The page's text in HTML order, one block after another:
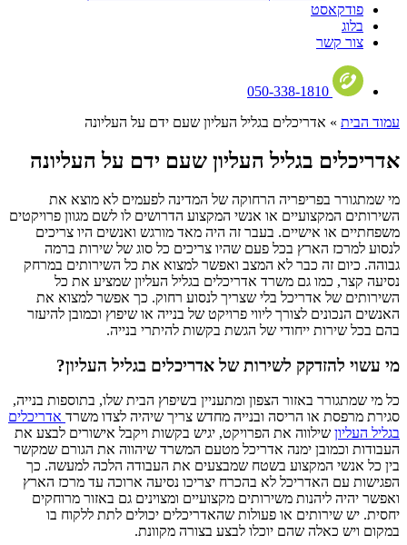
פודקאסט
בלוג
צור קשר
050-338-1810
עמוד הבית » אדריכלים בגליל העליון שעם ידם על העליונה
אדריכלים בגליל העליון שעם ידם על העליונה
מי שמתגורר בפריפריה הרחוקה של המדינה לפעמים לא מוצא את
השירותים המקצועיים או אנשי המקצוע הדרושים לו לשם מגוון פרויקטים
משפחתיים או אישיים. בעבר זה היה מאד מורגש ואנשים היו צריכים
לנסוע למרכז הארץ בכל פעם שהיו צריכים כל סוג של שירות ברמה
גבוהה. כיום זה כבר לא המצב ואפשר למצוא את כל השירותים במרחק
נסיעה קצר, כמו גם משרד אדריכלים בגליל העליון שמציע את כל
השירותים של אדריכל בלי שצריך לנסוע רחוק. כך אפשר למצוא את
האנשים הנכונים לצורך ליווי פרויקט של בנייה או שיפוץ וכמובן להיעזר
בהם בכל שירות ייחודי של הגשת בקשות להיתרי בנייה.
מי עשוי להזדקק לשירות של אדריכלים בגליל העליון?
כל מי שמתגורר באזור הצפון ומתעניין בשיפוץ הבית שלו, בתוספות בנייה,
סגירת מרפסת או הריסה ובנייה מחדש צריך שיהיה לצדו משרד אדריכלים
בגליל העליון שילווה את הפרויקט, יגיש בקשות ויקבל אישורים לבצע את
העבודות וכמובן ימנה אדריכל מטעם המשרד שיהווה את הגורם שמקשר
בין כל אנשי המקצוע בשטח שמבצעים את העבודה הלכה למעשה. כך
הפגישות עם האדריכל לא בהכרח יצריכו נסיעה ארוכה עד מרכז הארץ
ואפשר יהיה ליהנות משירותים מקצועיים ומצוינים גם באזור מרוחקים
יחסית. יש שירותים או פעולות שהאדריכלים יכולים לתת ללקוח בו
במקום ויש כאלה שהם יוכלו לבצע בצורה מקוונת.